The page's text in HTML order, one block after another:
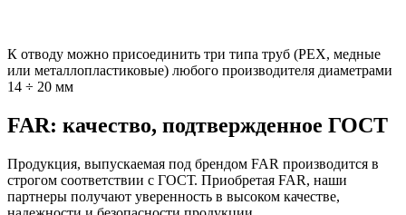
К отводу можно присоединить три типа труб (РЕХ, медные
или металлопластиковые) любого производителя диаметрами
14 ÷ 20 мм
FAR: качество, подтвержденное ГОСТ
Продукция, выпускаемая под брендом FAR производится в
строгом соответствии с ГОСТ. Приобретая FAR, наши
партнеры получают уверенность в высоком качестве,